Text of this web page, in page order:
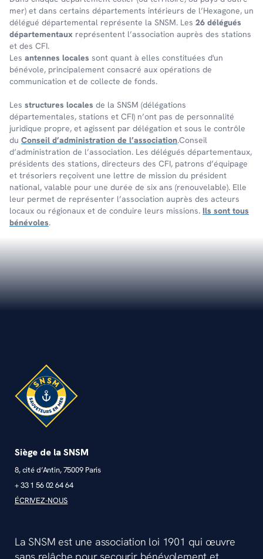
mer) et dans certains dépar­te­ments inté­rieurs de l’Hexa­gone, un
délé­gué dépar­te­men­tal repré­sente la SNSM. Les 26 délégués
départementaux représentent l’association auprès des stations
et des CFI.
Les antennes locales sont quant à elles constituées d'un
bénévole, principalement consacré aux opérations de
communication et de collecte de fonds.
Les structures locales de la SNSM (délégations
départementales, stations et CFI) n’ont pas de personnalité
juridique propre, et agissent par délégation et sous le contrôle
du Conseil d’administration de l’association.Conseil
d’administration de l’association. Les délégués départementaux,
présidents des stations, directeurs des CFI, patrons d’équipage
et trésoriers reçoivent une lettre de mission du président
national, valable pour une durée de six ans (renouvelable). Elle
leur permet de représenter l’association auprès des acteurs
locaux ou régionaux et de conduire leurs missions. Ils sont tous
bénévoles.
Siège de la SNSM
8, cité d’Antin, 75009 Paris
+ 33 1 56 02 64 64
ÉCRIVEZ-NOUS
La SNSM est une association loi 1901 qui œuvre